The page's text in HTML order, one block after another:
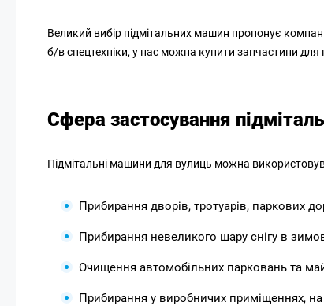
Великий вибір підмітальних машин пропонує
б/в спецтехніки, у нас можна купити запчастини для
Сфера застосування
Підмітальні машини для вулиць можна
Прибирання дворів, тротуарів, паркових
Прибирання невеликого шару снігу в
Очищення автомобільних парковань та
Прибирання у виробничих приміщеннях, на